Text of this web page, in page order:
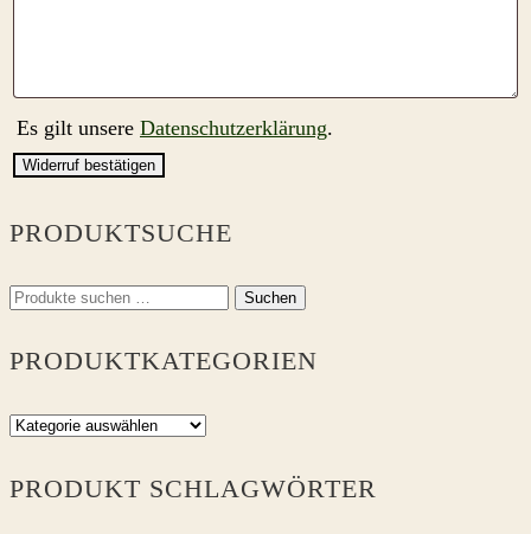
Es gilt unsere Datenschutzerklärung.
Widerruf bestätigen
PRODUKTSUCHE
Suchen
Suchen
PRODUKTKATEGORIEN
PRODUKT SCHLAGWÖRTER